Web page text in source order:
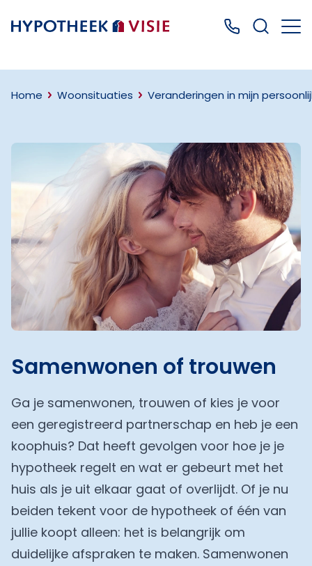
Terug naar home Bel ons: 0499
Home Woonsituaties Veranderingen in mijn
Samenwonen of trouwen
Ga je samenwonen, trouwen of kies je voor
een geregistreerd partnerschap en heb je een
koophuis? Dat heeft gevolgen voor hoe je je
hypotheek regelt en wat er gebeurt met het
huis als je uit elkaar gaat of overlijdt. Of je nu
beiden tekent voor de hypotheek of één van
jullie koopt alleen: het is belangrijk om
duidelijke afspraken te maken. Samenwonen